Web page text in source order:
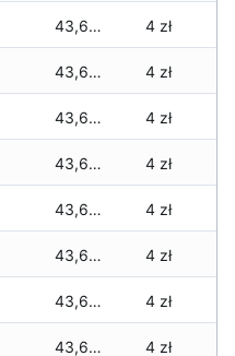
43,695 zł 4 zł
43,695 zł 4 zł
43,695 zł 4 zł
43,695 zł 4 zł
43,655 zł 4 zł
43,655 zł 4 zł
43,635 zł 4 zł
43,615 zł 4 zł